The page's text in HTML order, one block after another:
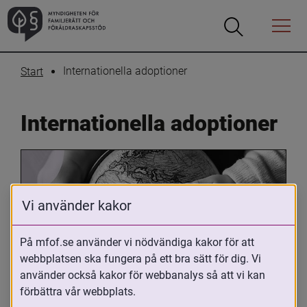
Öppna
Öppna
Menyn
Start Internationella adoptioner
Internationella adoptioner
Oavsett om du är adopterad,
adoptivförälder eller arbetar med
Vi använder kakor
På mfof.se använder vi nödvändiga kakor för att
webbplatsen ska fungera på ett bra sätt för dig. Vi
använder också kakor för webbanalys så att vi kan
förbättra vår webbplats.